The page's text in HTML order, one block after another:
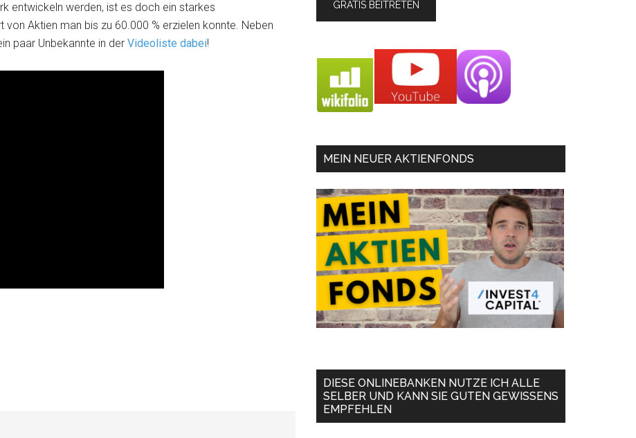
entwickeln werden, ist es doch ein starkes
Aktien man bis zu 60.000 % erzielen konnte. Neben
paar Unbekannte in der Videoliste dabei!
MEIN NEUER AKTIENFONDS
DIESE ONLINEBANKEN NUTZE ICH ALLE
SELBER UND KANN SIE GUTEN GEWISSENS
EMPFEHLEN